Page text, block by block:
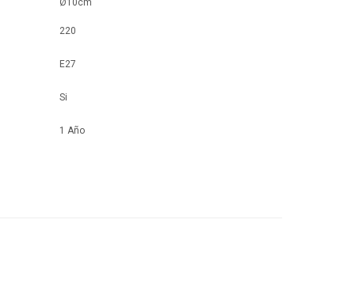
Ø10cm
220
E27
Si
1 Año